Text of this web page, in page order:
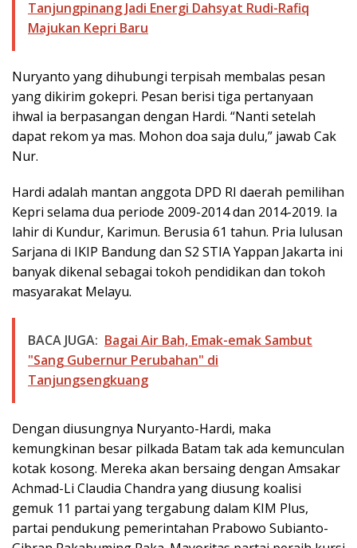
Tanjungpinang Jadi Energi Dahsyat Rudi-Rafiq
Majukan Kepri Baru
Nuryanto yang dihubungi terpisah membalas pesan
yang dikirim gokepri. Pesan berisi tiga pertanyaan
ihwal ia berpasangan dengan Hardi. “Nanti setelah
dapat rekom ya mas. Mohon doa saja dulu,” jawab Cak
Nur.
Hardi adalah mantan anggota DPD RI daerah pemilihan
Kepri selama dua periode 2009-2014 dan 2014-2019. Ia
lahir di Kundur, Karimun. Berusia 61 tahun. Pria lulusan
Sarjana di IKIP Bandung dan S2 STIA Yappan Jakarta ini
banyak dikenal sebagai tokoh pendidikan dan tokoh
masyarakat Melayu.
BACA JUGA: Bagai Air Bah, Emak-emak Sambut
"Sang Gubernur Perubahan" di
Tanjungsengkuang
Dengan diusungnya Nuryanto-Hardi, maka
kemungkinan besar pilkada Batam tak ada kemunculan
kotak kosong. Mereka akan bersaing dengan Amsakar
Achmad-Li Claudia Chandra yang diusung koalisi
gemuk 11 partai yang tergabung dalam KIM Plus,
partai pendukung pemerintahan Prabowo Subianto-